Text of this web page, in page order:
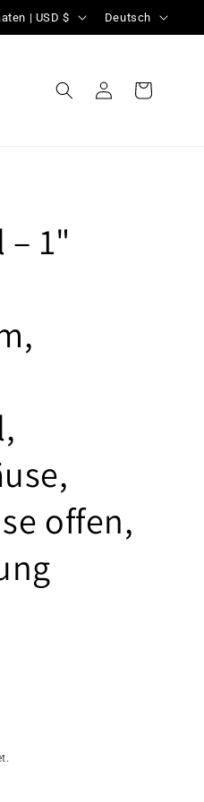
Vereinigte Staaten | USD $
p
a
Deutsch
EinloggenWarenkorb
1"
offen,